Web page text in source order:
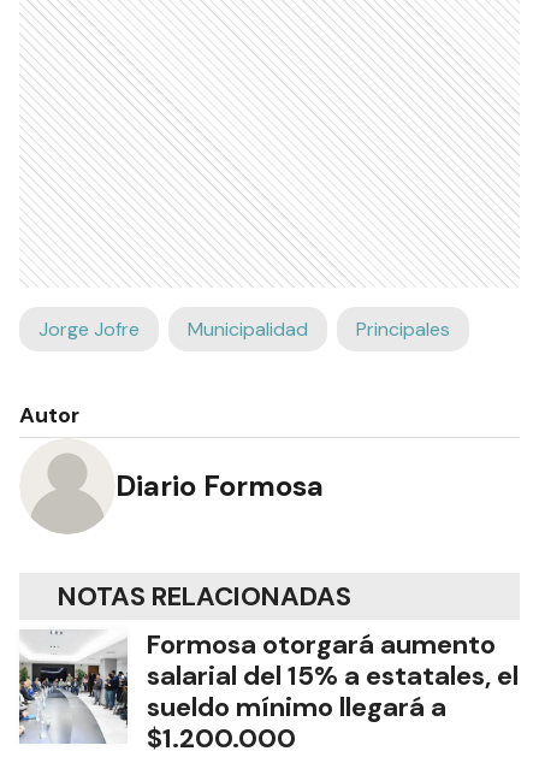
Jorge Jofre Municipalidad Principales
Autor
Diario Formosa
NOTAS RELACIONADAS
Formosa otorgará aumento
salarial del 15% a estatales, el
sueldo mínimo llegará a
$1.200.000